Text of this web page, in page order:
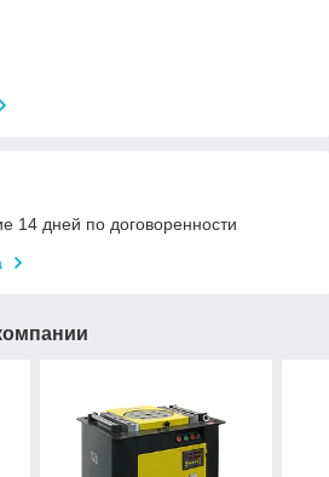
14 дней по договоренности